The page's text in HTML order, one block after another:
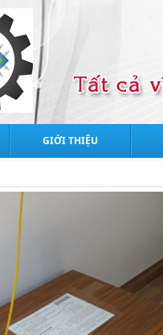
GIỚI THIỆU